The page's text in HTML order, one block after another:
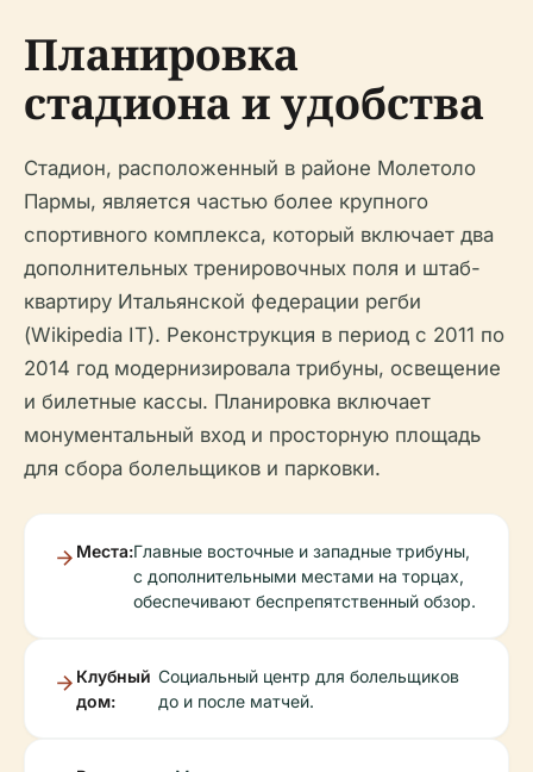
Планировка
стадиона и удобства
Стадион, расположенный в районе Молетоло
Пармы, является частью более крупного
спортивного комплекса, который включает два
дополнительных тренировочных поля и штаб-
квартиру Итальянской федерации регби
(Wikipedia IT). Реконструкция в период с 2011 по
2014 год модернизировала трибуны, освещение
и билетные кассы. Планировка включает
монументальный вход и просторную площадь
для сбора болельщиков и парковки.
Места:Главные восточные и западные трибуны,
с дополнительными местами на торцах,
обеспечивают беспрепятственный обзор.
Клубный
дом:
Социальный центр для болельщиков
до и после матчей.